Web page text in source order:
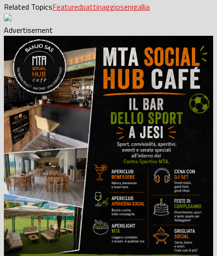
Related TopicsFeaturedpattinaggiosenigallia
Advertisement